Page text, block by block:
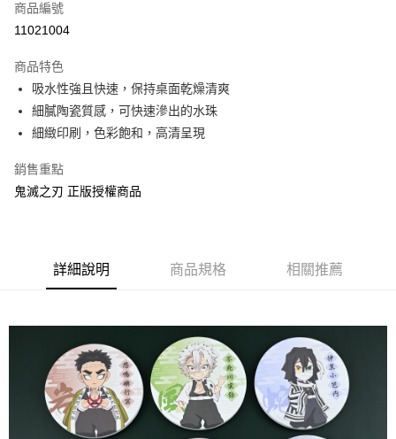
超商取貨付款
Apple Pay
街口支付
AFTEE先享後付
１．簡單：不需註冊會員、不需綁卡、不需儲值。
２．便利：只要手機號碼，簡訊認證，即可結帳。
１．於結帳方式選擇「AFTEE先享後付」後，將跳轉至「AFTEE先享後付」
結帳頁面，進行簡訊認證並確認金額後，即可完成結帳。
２．訂單成立數日內，您將收到繳費通知簡訊。
３．收到繳費通知簡訊後14天內，點擊此簡訊中的連結，可透過四大超商／
ATM／網路銀行／等多元方式進行付款，方視為交易完成。
※ 請注意：結帳手續完成當下不需立刻繳費，但若您需要取消訂單，請聯絡
運送方式
每筆NT$60，滿NT$499(含以上)免運費
付款後全家取貨
每筆NT$60，滿NT$499(含以上)免運費
7-11付款取貨
商品編號
11021004
商品特色
吸水性強且快速，保持桌面乾燥清爽
細膩陶瓷質感，可快速滲出的水珠
細緻印刷，色彩飽和，高清呈現
銷售重點
鬼滅之刃 正版授權商品
詳細說明 商品規格 相關推薦